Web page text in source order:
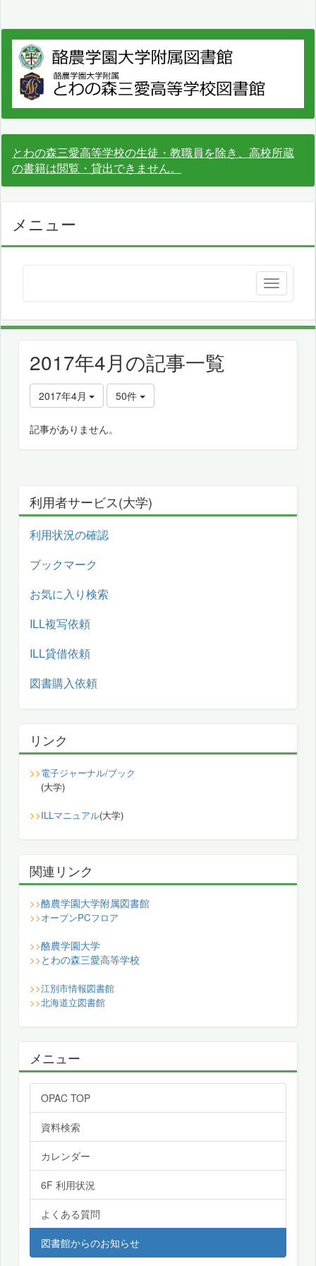
とわの森三愛高等学校の生徒・教職員を除き、高校所蔵
の書籍は閲覧・貸出できません。
メニュー
2017年4月の記事一覧
2017年4月 50件
記事がありません。
利用者サービス(大学)
利用状況の確認
ブックマーク
お気に入り検索
ILL複写依頼
ILL貸借依頼
図書購入依頼
リンク
>>電子ジャーナル/ブック
(大学)
>>ILLマニュアル(大学)
関連リンク
>>酪農学園大学附属図書館
>>オープンPCフロア
>>酪農学園大学
>> とわの森三愛高等学校
>>江別市情報図書館
>>北海道立図書館
メニュー
OPAC TOP
資料検索
カレンダー
6F 利用状況
よくある質問
図書館からのお知らせ